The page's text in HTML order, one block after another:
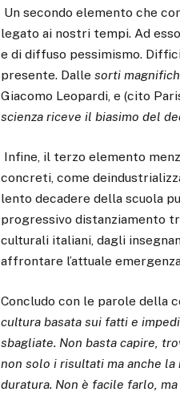
Un secondo elemento che
legato ai nostri tempi. Ad
e di diffuso pessimismo.
presente. Dallesorti
Giacomo Leopardi, e (cito
scienza riceve il biasimo del
Infine, il terzo elemento
concreti, come
lento decadere della scuola
progressivo distanziamento
culturali italiani, dagli
affrontare l’attuale
Concludo con le parole della
cultura basata sui fatti e
sbagliate. Non basta capire,
non solo i risultati ma anche
duratura. Non è facile farlo,